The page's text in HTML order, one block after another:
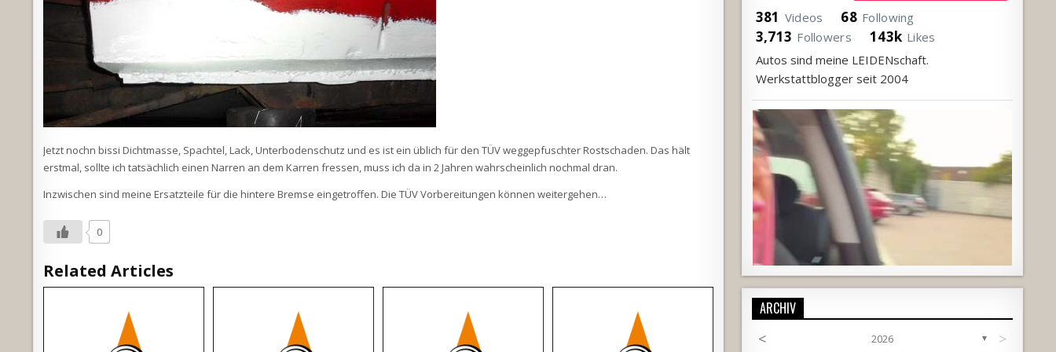
Jetzt nochn bissi Dichtmasse, Spachtel, Lack, Unterbodenschutz und es ist ein üblich für den TÜV weggepfuschter Rostschaden. Das hält
erstmal, sollte ich tatsächlich einen Narren an dem Karren fressen, muss ich da in 2 Jahren wahrscheinlich nochmal dran.
Inzwischen sind meine Ersatzteile für die hintere Bremse eingetroffen. Die TÜV Vorbereitungen können weitergehen…
0
Related Articles
381 Videos 68 Following
3,713 Followers 143k Likes
Autos sind meine LEIDENschaft.
Werkstattblogger seit 2004
ARCHIV
<
2026 ▼ >